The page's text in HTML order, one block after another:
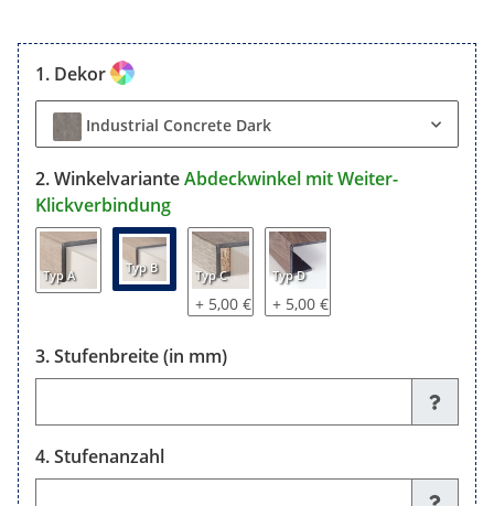
Dekor
Industrial Concrete Dark
WinkelvarianteAbdeckwinkel mit Weiter-
Klickverbindung
Typ A Typ B Typ C
+ 5,00 €
Typ D
+ 5,00 €
Stufenbreite (in mm)
Stufenanzahl